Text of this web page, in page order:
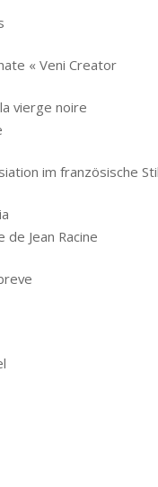
« Veni Creator
noire
französische Stil
de Jean Racine